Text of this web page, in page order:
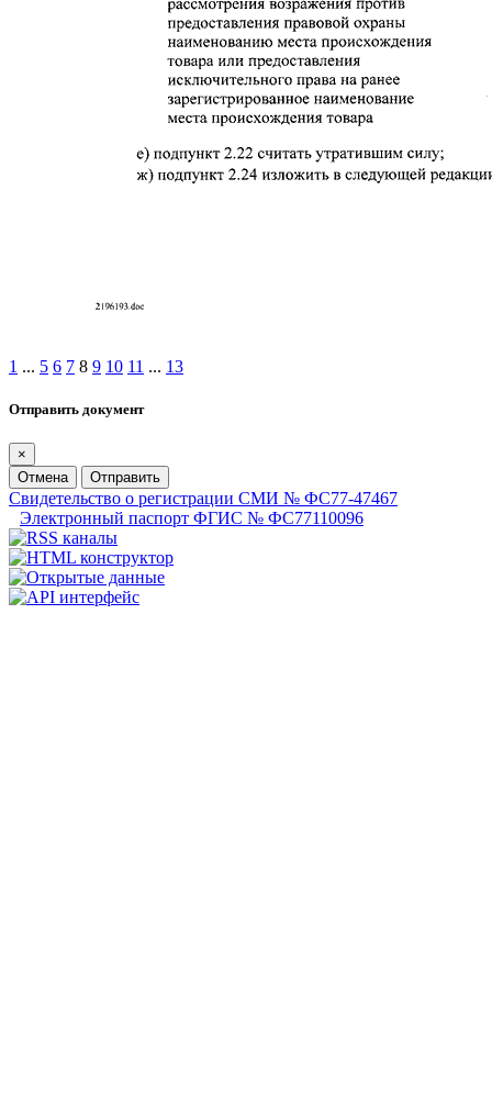
1 ... 5 6 7 8 9 10 11 ... 13
Отправить документ
×
Отмена
Отправить
Свидетельство о регистрации СМИ № ФС77-47467
Электронный паспорт ФГИС № ФС77110096